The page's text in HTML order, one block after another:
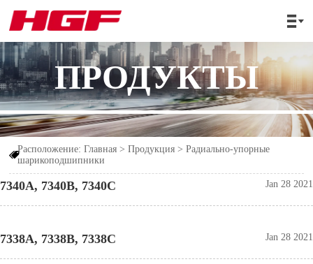

ПРОДУКТЫ

Расположение:Главная >Продукция >Радиально-упорные
шарикоподшипники
7340A, 7340B, 7340C Jan 28 2021
7338A, 7338B, 7338C Jan 28 2021